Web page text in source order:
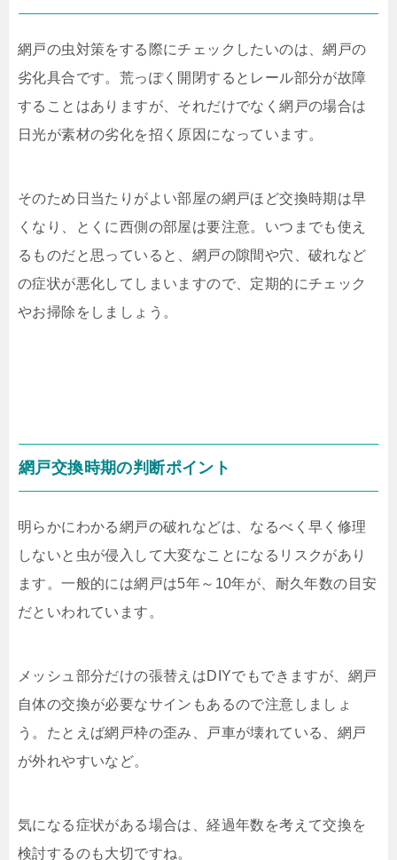
網戸の虫対策をする際にチェックしたいのは、網戸の
劣化具合です。荒っぽく開閉するとレール部分が故障
することはありますが、それだけでなく網戸の場合は
日光が素材の劣化を招く原因になっています。
そのため日当たりがよい部屋の網戸ほど交換時期は早
くなり、とくに西側の部屋は要注意。いつまでも使え
るものだと思っていると、網戸の隙間や穴、破れなど
の症状が悪化してしまいますので、定期的にチェック
やお掃除をしましょう。
網戸交換時期の判断ポイント
明らかにわかる網戸の破れなどは、なるべく早く修理
しないと虫が侵入して大変なことになるリスクがあり
ます。一般的には網戸は5年～ 10年が、耐久年数の目安
だといわれています。
メッシュ部分だけの張替えはDIYでもできますが、網戸
自体の交換が必要なサインもあるので注意しましょ
う。たとえば網戸枠の歪み、戸車が壊れている、網戸
が外れやすいなど。
気になる症状がある場合は、経過年数を考えて交換を
検討するのも大切ですね。